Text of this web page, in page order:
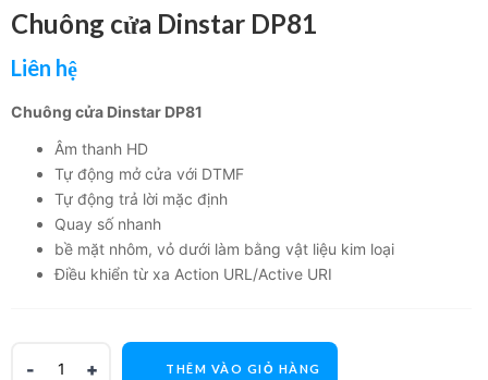
Chuông cửa Dinstar DP81
Liên hệ
Chuông cửa Dinstar DP81
Âm thanh HD
Tự động mở cửa với DTMF
Tự động trả lời mặc định
Quay số nhanh
bề mặt nhôm, vỏ dưới làm bằng vật liệu kim loại
Điều khiển từ xa Action URL/Active URI
THÊM VÀO GIỎ HÀNG